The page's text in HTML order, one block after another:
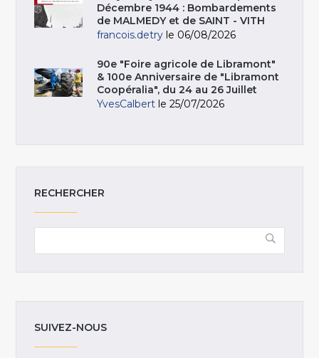
Décembre 1944 : Bombardements
de MALMEDY et de SAINT - VITH
francois.detry le 06/08/2026
90e "Foire agricole de Libramont"
& 100e Anniversaire de "Libramont
Coopéralia", du 24 au 26 Juillet
YvesCalbert le 25/07/2026
RECHERCHER
SUIVEZ-NOUS